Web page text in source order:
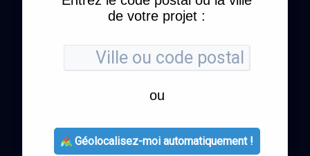
de votre projet :
ou
Géolocalisez-moi automatiquement !